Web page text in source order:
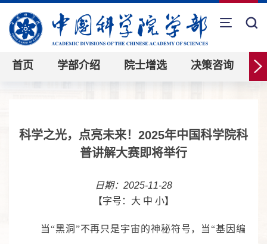
首页 学部介绍 院士增选 决策咨询
科学之光，点亮未来！2025年中国科学院科
普讲解大赛即将举行
日期：2025-11-28
【字号： 大 中 小】
当“黑洞”不再只是宇宙的神秘符号，当“基因编